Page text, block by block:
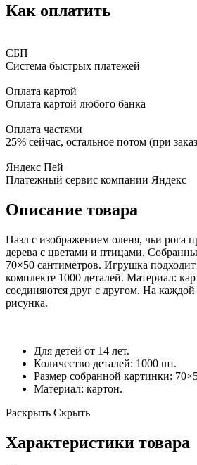
Как оплатить
СБП
Система быстрых платежей
Оплата картой
Оплата картой любого банка
Оплата частями
25% сейчас, остальное потом (при
Яндекс Пей
Платежный сервис компании Яндекс
Описание товара
Пазл с изображением оленя, чьи рога
дерева с цветами и птицами.
70×50 сантиметров. Игрушка подходит
комплекте 1000 деталей. Материал:
соединяются друг с другом. На
рисунка.
Для детей от 14 лет.
Количество деталей: 1000 шт.
Размер собранной картинки:
Материал: картон.
Раскрыть Скрыть
Характеристики товара